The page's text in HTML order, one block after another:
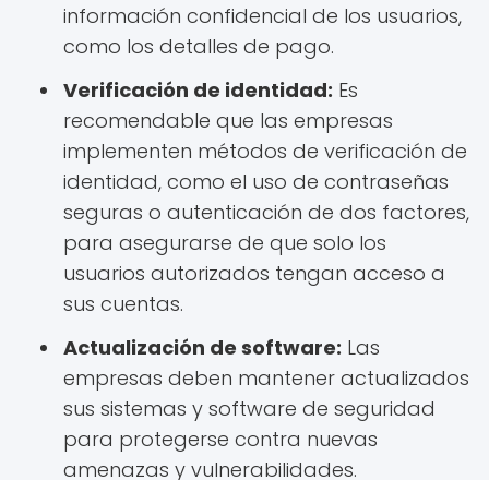
información confidencial de los usuarios,
como los detalles de pago.
Verificación de identidad: Es
recomendable que las empresas
implementen métodos de verificación de
identidad, como el uso de contraseñas
seguras o autenticación de dos factores,
para asegurarse de que solo los
usuarios autorizados tengan acceso a
sus cuentas.
Actualización de software: Las
empresas deben mantener actualizados
sus sistemas y software de seguridad
para protegerse contra nuevas
amenazas y vulnerabilidades.